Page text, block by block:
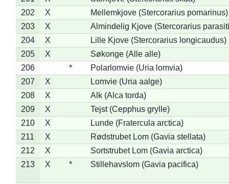
202
X
Mellemkjove (Stercorarius pomarinus)
203
X
Almindelig Kjove (Stercorarius
204
X
Lille Kjove (Stercorarius longicaudus)
205
X
Søkonge (Alle alle)
206
*
Polarlomvie (Uria lomvia)
207
X
Lomvie (Uria aalge)
208
X
Alk (Alca torda)
209
X
Tejst (Cepphus grylle)
210
X
Lunde (Fratercula arctica)
211
X
Rødstrubet Lom (Gavia stellata)
212
X
Sortstrubet Lom (Gavia arctica)
213
X * Stillehavslom (Gavia pacifica)